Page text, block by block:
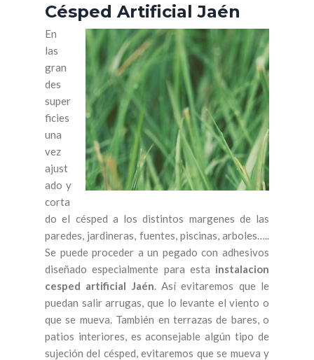
Césped Artificial Jaén
En
las
gran
des
super
ficies
una
vez
ajust
ado y
corta
do el césped a los distintos margenes de las
paredes, jardineras, fuentes, piscinas, arboles…..
Se puede proceder a un pegado con adhesivos
diseñado especialmente para esta instalacion
cesped artificial Jaén . Así evitaremos que le
puedan salir arrugas, que lo levante el viento o
que se mueva. También en terrazas de bares, o
patios interiores, es aconsejable algún tipo de
sujeción del césped, evitaremos que se mueva y